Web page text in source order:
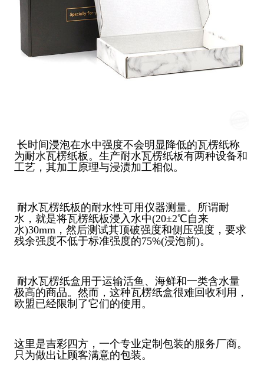
长时间浸泡在水中强度不会明显降低的瓦楞纸称
为耐水瓦楞纸板。生产耐水瓦楞纸板有两种设备和
工艺，其加工原理与浸渍加工相似。
耐水瓦楞纸板的耐水性可用仪器测量。所谓耐
水，就是将瓦楞纸板浸入水中(20±2℃自来
水)30mm，然后测试其顶破强度和侧压强度，要求
残余强度不低于标准强度的75%(浸泡前)。
耐水瓦楞纸盒用于运输活鱼、海鲜和一类含水量
极高的商品。然而，这种瓦楞纸盒很难回收利用，
欧盟已经限制了它们的使用。
这里是吉彩四方，一个专业定制包装的服务厂商。
只为做出让顾客满意的包装。